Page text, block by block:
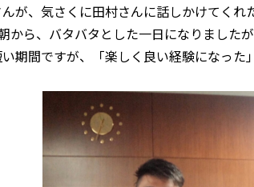
が、気さくに田村さんに話しかけてく
から、バタバタとした一日になりました
期間ですが、「楽しく良い経験になっ